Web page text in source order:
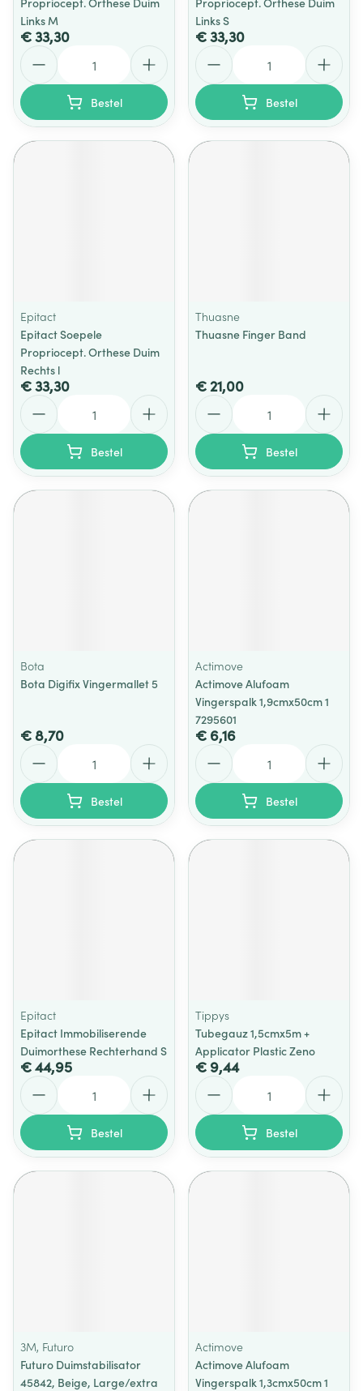
Links M
€ 33,30
Bestel
Links S
€ 33,30
Bestel
Epitact
Epitact Soepele
Propriocept. Orthese Duim
Rechts l
€ 33,30
Bestel
Thuasne
Thuasne Finger Band
€ 21,00
Bestel
Bota
Bota Digifix Vingermallet 5
€ 8,70
Bestel
Actimove
Actimove Alufoam
Vingerspalk 1,9cmx50cm 1
7295601
€ 6,16
Bestel
Epitact
Epitact Immobiliserende
Duimorthese Rechterhand S
€ 44,95
Bestel
Tippys
Tubegauz 1,5cmx5m +
Applicator Plastic Zeno
€ 9,44
Bestel
3M, Futuro
Futuro Duimstabilisator
45842, Beige, Large/extra
Actimove
Actimove Alufoam
Vingerspalk 1,3cmx50cm 1